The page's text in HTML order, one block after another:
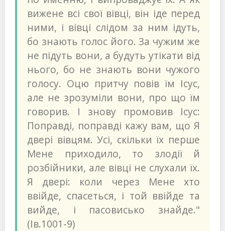
вижене всі свої вівці, він іде перед
ними, і вівці слідом за ним ідуть,
бо знають голос його. За чужим же
не підуть вони, а будуть утікати від
нього, бо не знають вони чужого
голосу. Оцю притчу повів їм Ісус,
але не зрозуміли вони, про що їм
говорив. І знову промовив Ісус:
Поправді, поправді кажу вам, що Я
двері вівцям. Усі, скільки їх перше
Мене приходило, то злодії й
розбійники, але вівці не слухали їх.
Я двері: коли через Мене хто
ввійде, спасеться, і той ввійде та
вийде, і пасовисько знайде."
(Ів.1001-9)